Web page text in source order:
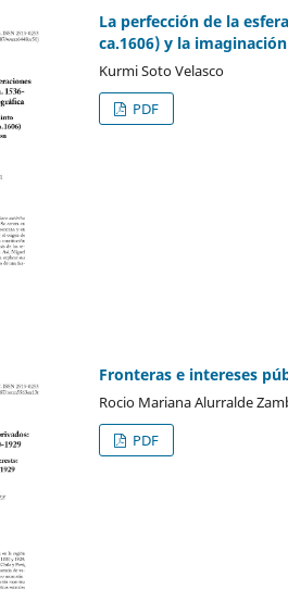
La perfección de la
ca.1606) y la
Kurmi Soto Velasco
PDF
Fronteras e intereses
Rocio Mariana Alurralde
PDF